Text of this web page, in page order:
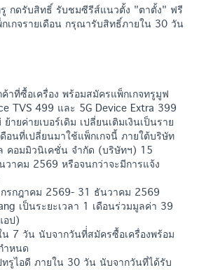
กดรับสิทธิ์ รับชมซีรีส์แนวตั้ง "ตาตั้ง" ฟรี
เกจรายเดือน กรุณารับสิทธิ์ภายใน 30 วัน
าที่ซื้อเครื่อง พร้อมสมัครแพ็กเกจทรูมูฟ
TVS 499 และ 5G Device Extra 399
ายค่ายเบอร์เดิม เปลี่ยนเติมเงินเป็นราย
อนที่เปลี่ยนมาใช้แพ็กเกจนี้ ภายใต้บริษัท
คอมมิวนิเคชั่น จำกัด (บริษัทฯ) 15
าคม 2569 หรือจนกว่าจะมีการแจ้ง
รกฎาคม 2569- 31 ธันวาคม 2569
เป็นระยะเวลา 1 เดือนร่วมมูลค่า 39
อป)
7 วัน นับจากวันที่่สมัครซื้อเครื่องพร้อม
ำหนด
รูไอดี ภายใน 30 วัน นับจากวันที่ได้รับ